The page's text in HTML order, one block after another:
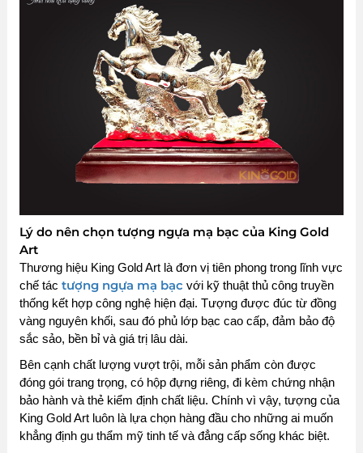
Lý do nên chọn tượng ngựa mạ bạc của King Gold
Art
Thương hiệu King Gold Art là đơn vị tiên phong trong lĩnh vực
chế tác tượng ngựa mạ bạc với kỹ thuật thủ công truyền
thống kết hợp công nghệ hiện đại. Tượng được đúc từ đồng
vàng nguyên khối, sau đó phủ lớp bạc cao cấp, đảm bảo độ
sắc sảo, bền bỉ và giá trị lâu dài.
Bên cạnh chất lượng vượt trội, mỗi sản phẩm còn được
đóng gói trang trọng, có hộp đựng riêng, đi kèm chứng nhận
bảo hành và thẻ kiểm định chất liệu. Chính vì vậy, tượng của
King Gold Art luôn là lựa chọn hàng đầu cho những ai muốn
khẳng định gu thẩm mỹ tinh tế và đẳng cấp sống khác biệt.